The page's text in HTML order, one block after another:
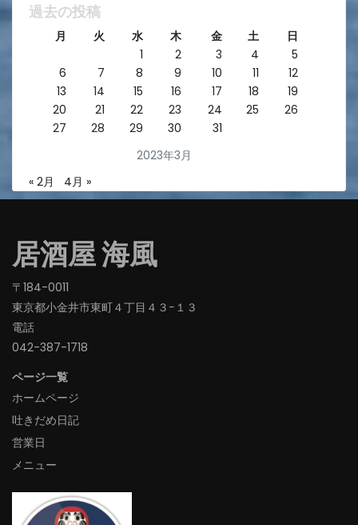
過去の投稿
2023年3月
月 火 水 木 金 土
日
1
2 3 4
5
6
7 8 9 10 11
12
13
14 15 16 17 18
19
20
21 22 23 24 25
26
27
28 29 30 31
« 2月 4月 »
居酒屋 海風
〒184-0011
東京都小金井市東町４丁目４３−１３
電話
042-387-1718‬
ページ一覧
ホームページ
吐きだめ日記
営業日
メニュー